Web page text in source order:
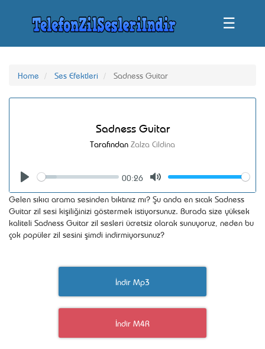
☰
Home Ses Efektleri Sadness Guitar
Sadness Guitar
Tarafından Zalza Cildina
Seek
00:26
Volume
Gelen sıkıcı arama sesinden bıktınız mı? Şu anda en sıcak Sadness
Guitar zil sesi kişiliğinizi göstermek istiyorsunuz. Burada size yüksek
kaliteli Sadness Guitar zil sesleri ücretsiz olarak sunuyoruz, neden bu
çok popüler zil sesini şimdi indirmiyorsunuz?
İndir Mp3
İndir M4R